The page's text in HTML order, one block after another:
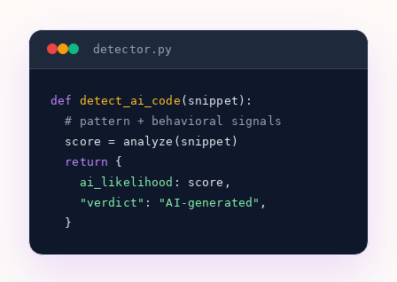
detector.py
def detect_ai_code (snippet):
# pattern + behavioral signals
score = analyze(snippet)
return
{
ai_likelihood : score,
"verdict" : "AI-generated" ,
}